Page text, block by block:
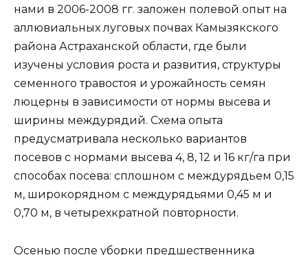
нами в 2006-2008 гг. заложен полевой опыт на
аллювиальных луговых почвах Камызякского
района Астраханской области, где были
изучены условия роста и развития, структуры
семенного травостоя и урожайность семян
люцерны в зависимости от нормы высева и
ширины междурядий. Схема опыта
предусматривала несколько вариантов
посевов с нормами высева 4, 8, 12 и 16 кг/га при
способах посева: сплошном с междурядьем 0,15
м, широкорядном с междурядьями 0,45 м и
0,70 м, в четырехкратной повторности.
Осенью после уборки предшественника